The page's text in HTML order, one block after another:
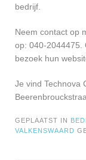
bedrijf.
Neem contact op
op: 040-2044475.
bezoek hun
Je vind Technova
GEPLAATST IN
VALKENSWAARD